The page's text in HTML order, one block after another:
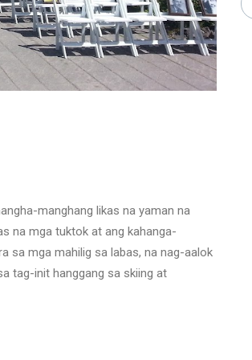
manghang likas na yaman na
na mga tuktok at ang kahanga-
sa mga mahilig sa labas, na nag-aalok
tag-init hanggang sa skiing at